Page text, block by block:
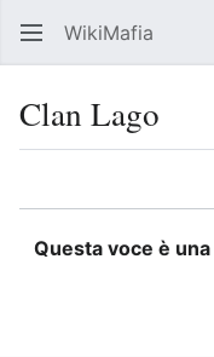
WikiMafia
Clan Lago
Questa voce è una